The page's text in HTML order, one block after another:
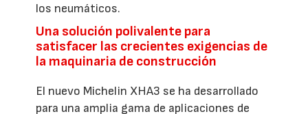
los neumáticos.
Una solución polivalente para
satisfacer las crecientes exigencias de
la maquinaria de construcción
El nuevo Michelin XHA3 se ha desarrollado
para una amplia gama de aplicaciones de